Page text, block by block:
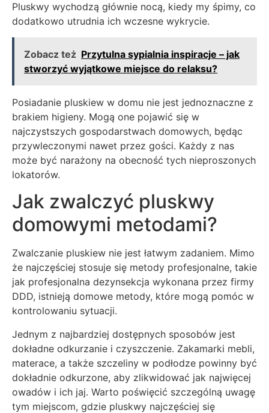
Pluskwy wychodzą głównie nocą, kiedy my śpimy, co
dodatkowo utrudnia ich wczesne wykrycie.
Zobacz też Przytulna sypialnia inspiracje – jak
stworzyć wyjątkowe miejsce do relaksu?
Posiadanie pluskiew w domu nie jest jednoznaczne z
brakiem higieny. Mogą one pojawić się w
najczystszych gospodarstwach domowych, będąc
przywleczonymi nawet przez gości. Każdy z nas
może być narażony na obecność tych nieproszonych
lokatorów.
Jak zwalczyć pluskwy
domowymi metodami?
Zwalczanie pluskiew nie jest łatwym zadaniem. Mimo
że najczęściej stosuje się metody profesjonalne, takie
jak profesjonalna dezynsekcja wykonana przez firmy
DDD, istnieją domowe metody, które mogą pomóc w
kontrolowaniu sytuacji.
Jednym z najbardziej dostępnych sposobów jest
dokładne odkurzanie i czyszczenie. Zakamarki mebli,
materace, a także szczeliny w podłodze powinny być
dokładnie odkurzone, aby zlikwidować jak najwięcej
owadów i ich jaj. Warto poświęcić szczególną uwagę
tym miejscom, gdzie pluskwy najczęściej się